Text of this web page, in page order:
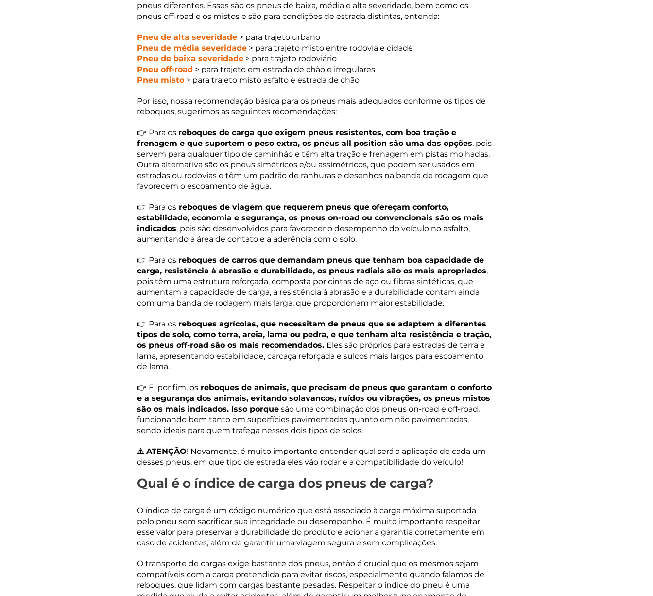
pneus diferentes. Esses são os pneus de baixa, média e alta severidade, bem como os
pneus off-road e os mistos e são para condições de estrada distintas, entenda:
Pneu de alta severidade > para trajeto urbano
Pneu de média severidade > para trajeto misto entre rodovia e cidade
Pneu de baixa severidade > para trajeto rodoviário
Pneu off-road > para trajeto em estrada de chão e irregulares
Pneu misto > para trajeto misto asfalto e estrada de chão
Por isso, nossa recomendação básica para os pneus mais adequados conforme os tipos de
reboques, sugerimos as seguintes recomendações:
👉 Para os reboques de carga que exigem pneus resistentes, com boa tração e
frenagem e que suportem o peso extra, os pneus all position são uma das opções, pois
servem para qualquer tipo de caminhão e têm alta tração e frenagem em pistas molhadas.
Outra alternativa são os pneus simétricos e/ou assimétricos, que podem ser usados em
estradas ou rodovias e têm um padrão de ranhuras e desenhos na banda de rodagem que
favorecem o escoamento de água.
👉 Para os reboques de viagem que requerem pneus que ofereçam conforto,
estabilidade, economia e segurança, os pneus on-road ou convencionais são os mais
indicados, pois são desenvolvidos para favorecer o desempenho do veículo no asfalto,
aumentando a área de contato e a aderência com o solo.
👉 Para os reboques de carros que demandam pneus que tenham boa capacidade de
carga, resistência à abrasão e durabilidade, os pneus radiais são os mais apropriados,
pois têm uma estrutura reforçada, composta por cintas de aço ou fibras sintéticas, que
aumentam a capacidade de carga, a resistência à abrasão e a durabilidade contam ainda
com uma banda de rodagem mais larga, que proporcionam maior estabilidade.
👉 Para os reboques agrícolas, que necessitam de pneus que se adaptem a diferentes
tipos de solo, como terra, areia, lama ou pedra, e que tenham alta resistência e tração,
os pneus off-road são os mais recomendados. Eles são próprios para estradas de terra e
lama, apresentando estabilidade, carcaça reforçada e sulcos mais largos para escoamento
de lama.
👉 E, por fim, os reboques de animais, que precisam de pneus que garantam o conforto
e a segurança dos animais, evitando solavancos, ruídos ou vibrações, os pneus mistos
são os mais indicados. Isso porque são uma combinação dos pneus on-road e off-road,
funcionando bem tanto em superfícies pavimentadas quanto em não pavimentadas,
sendo ideais para quem trafega nesses dois tipos de solos.
⚠ ATENÇÃO! Novamente, é muito importante entender qual será a aplicação de cada um
desses pneus, em que tipo de estrada eles vão rodar e a compatibilidade do veículo!
Qual é o índice de carga dos pneus de carga?
O índice de carga é um código numérico que está associado à carga máxima suportada
pelo pneu sem sacrificar sua integridade ou desempenho. É muito importante respeitar
esse valor para preservar a durabilidade do produto e acionar a garantia corretamente em
caso de acidentes, além de garantir uma viagem segura e sem complicações.
O transporte de cargas exige bastante dos pneus, então é crucial que os mesmos sejam
compatíveis com a carga pretendida para evitar riscos, especialmente quando falamos de
reboques, que lidam com cargas bastante pesadas. Respeitar o índice do pneu é uma